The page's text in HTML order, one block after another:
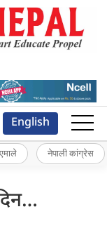
English
नेपाली कांग्रेस